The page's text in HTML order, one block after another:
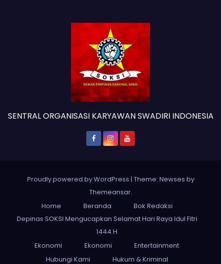
SENTRAL ORGANISASI KARYAWAN SWADIRI INDONESIA
Proudly powered by WordPress | Theme: Newses by
Themeansar.
Home
Beranda
Bok Redaksi
Depinas SOKSI Mengucapkan Selamat Hari Raya Idul Fitri
1444 H
Ekonomi
Ekonomi
Entertainment
Hubungi Kami
Hukum & Kriminal